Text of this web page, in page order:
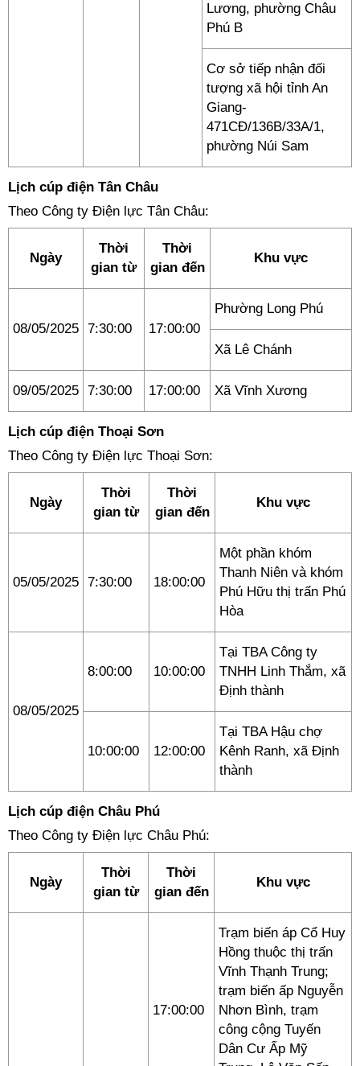
Lương, phường Châu
Phú B
Cơ sở tiếp nhận đối
tượng xã hội tỉnh An
Giang-
471CĐ/136B/33A/1,
phường Núi Sam
Lịch cúp điện Tân Châu
Theo Công ty Điện lực Tân Châu:
Ngày
Thời
gian từ
Thời
gian đến
Khu vực
08/05/2025 7:30:00 17:00:00
Phường Long Phú
Xã Lê Chánh
09/05/2025 7:30:00 17:00:00 Xã Vĩnh Xương
Lịch cúp điện Thoại Sơn
Theo Công ty Điện lực Thoại Sơn:
Ngày
Thời
gian từ
Thời
gian đến
Khu vực
05/05/2025 7:30:00 18:00:00
Một phần khóm
Thanh Niên và khóm
Phú Hữu thị trấn Phú
Hòa
08/05/2025
8:00:00 10:00:00
Tại TBA Công ty
TNHH Linh Thắm, xã
Định thành
10:00:00 12:00:00
Tại TBA Hậu chợ
Kênh Ranh, xã Định
thành
Lịch cúp điện Châu Phú
Theo Công ty Điện lực Châu Phú:
Ngày
Thời
gian từ
Thời
gian đến
Khu vực
17:00:00
Trạm biến áp Cổ Huy
Hồng thuộc thị trấn
Vĩnh Thạnh Trung;
trạm biến ấp Nguyễn
Nhơn Bình, trạm
công cộng Tuyến
Dân Cư Ấp Mỹ